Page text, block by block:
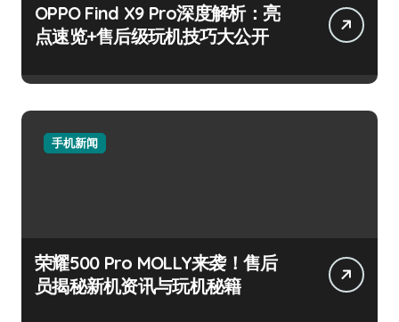
OPPO Find X9 Pro深度解析：亮
点速览+售后级玩机技巧大公开
手机新闻
荣耀500 Pro MOLLY来袭！售后
员揭秘新机资讯与玩机秘籍